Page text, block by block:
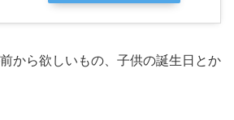
から欲しいもの、子供の誕生日とか